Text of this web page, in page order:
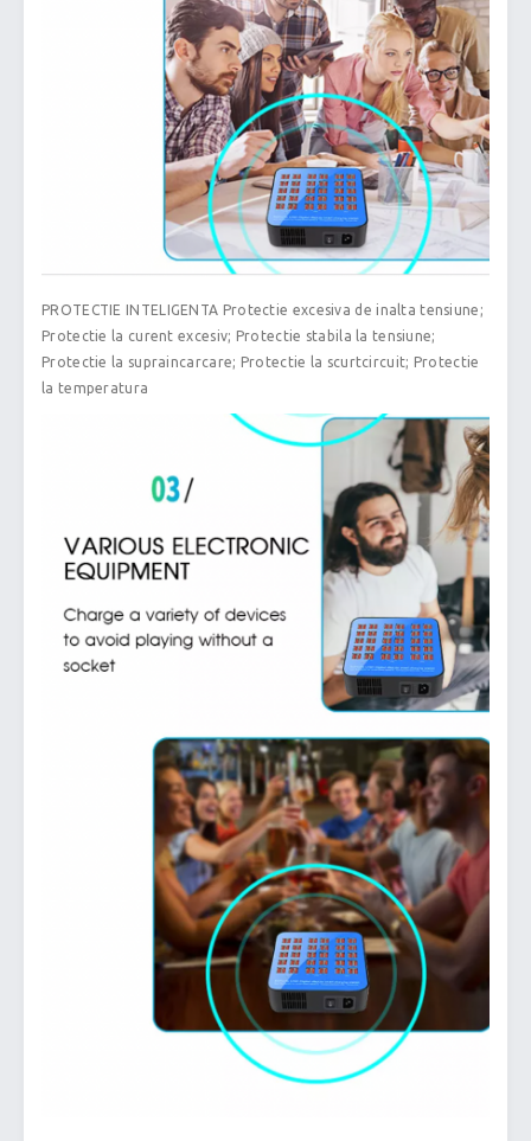
PROTECTIE INTELIGENTA Protectie excesiva de inalta tensiune;
Protectie la curent excesiv; Protectie stabila la tensiune;
Protectie la supraincarcare; Protectie la scurtcircuit; Protectie
la temperatura